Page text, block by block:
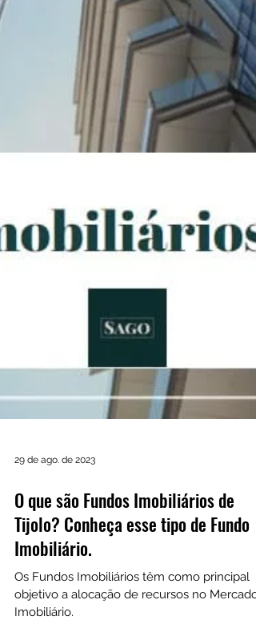
29 de ago. de 2023
O que são Fundos Imobiliários de
Tijolo? Conheça esse tipo de Fundo
Imobiliário.